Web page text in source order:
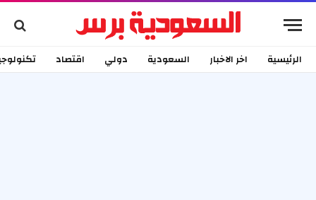
الرئيسية اخر الاخبار السعودية دولي اقتصاد